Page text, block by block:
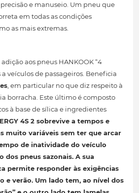
e manuseio. Um pneu que
em todas as condições
as mais extremas.
aos pneus HANKOOK “4
a veículos de passageiros. Beneficia
, em particular no que diz respeito à
borracha. Este último é composto
à base de sílica e ingredientes
4S 2 sobrevive a tempos e
muito variáveis ​​sem ter que arcar
de inatividade do veículo
dos pneus sazonais. A sua
permite responder às exigências
e verão. Um lado tem, ao nível dos